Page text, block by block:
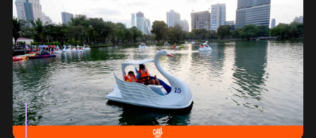
โทร. 02-617-6000, LINE: @btsskytrain และ FB: รถไฟฟ้าบีทีเอส